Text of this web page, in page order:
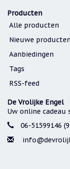
Producten
Alle producten
Nieuwe producten
Aanbiedingen
Tags
RSS-feed
De Vrolijke Engel
Uw online cadeau
06-51599146